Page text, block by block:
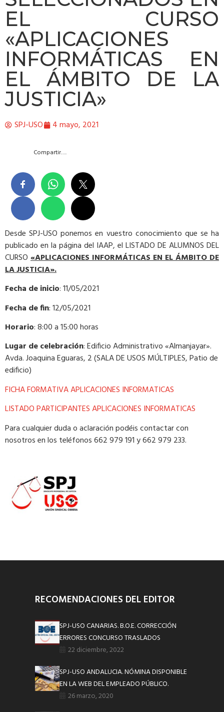
EL CURSO
«APLICACIONES
INFORMÁTICAS EN
EL ÁMBITO DE LA
JUSTICIA»
SPJ-USO 4 mayo, 2021
Compartir….
Desde SPJ-USO ponemos en vuestro conocimiento que se ha
publicado en la página del IAAP, el LISTADO DE ALUMNOS DEL
CURSO «APLICACIONES INFORMÁTICAS EN EL ÁMBITO DE
LA JUSTICIA».
Fecha de inicio: 11/05/2021
Fecha de fin: 12/05/2021
Horario: 8:00 a 15:00 horas
Lugar de celebración: Edificio Administrativo «Almanjayar».
Avda. Joaquina Eguaras, 2 (SALA DE USOS MÚLTIPLES, Patio de
edificio)
FICHA FORMATIVA APLICACIONES INFORMATICAS
LISTADO PARTICIPANTES APLICACIONES INFORMATICAS
Para cualquier duda o aclaración podéis contactar con
nosotros en los teléfonos 662 979 191 y 662 979 233.
RECOMENDACIONES DEL EDITOR
SPJ-USO CANARIAS. B.O.E. CORRECCIÓN
ERRORES CONCURSO TRASLADOS
22 diciembre, 2022
SPJ-USO ANDALUCIA. NÓMINA DISPONIBLE
EN LA WEB DEL EMPLEADO PÚBLICO.
26 marzo, 2020